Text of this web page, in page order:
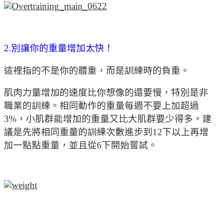
2.別讓你的重量增加太快！
這裡指的不是你的體重，而是訓練時的負重。
肌肉力量增加的速度比你想像的還要慢，特別是非
職業的訓練。相同動作的重量每週不要上加超過
3%，小肌群能增加的重量又比大肌群要少得多。建
議是先將相同重量的訓練次數進步到12下以上再增
加一點點重量，並且從6下開始嘗試。